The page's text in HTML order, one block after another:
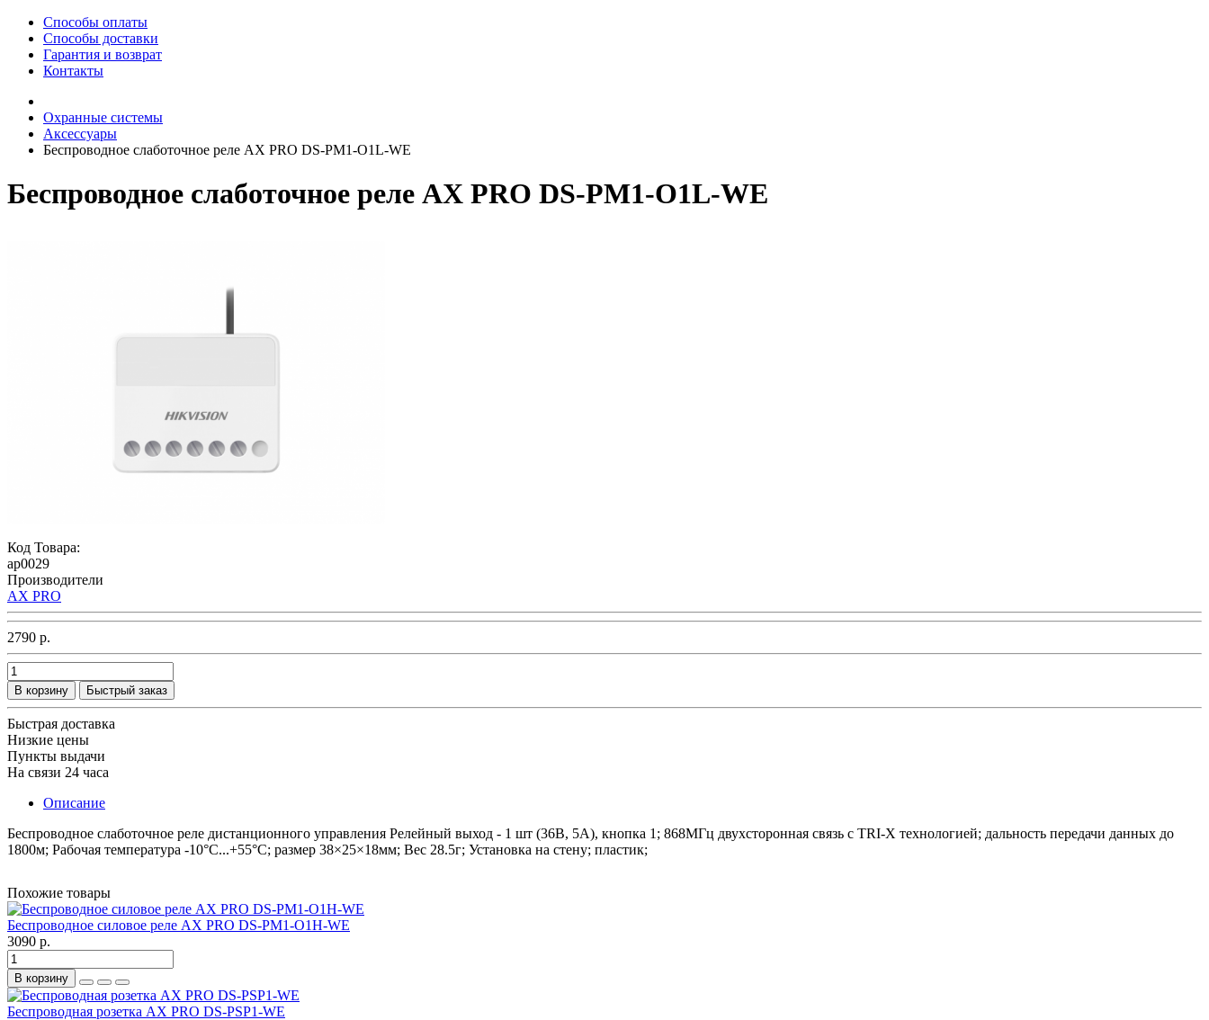
Способы оплаты
Способы доставки
Гарантия и возврат
Контакты
Охранные системы
Аксессуары
Беспроводное слаботочное реле AX PRO DS-PM1-O1L-WE
Беспроводное слаботочное реле AX PRO DS-PM1-O1L-WE
Код Товара:
ap0029
Производители
AX PRO
2790 р.
В корзину Быстрый заказ
Быстрая доставка
Низкие цены
Пункты выдачи
На связи 24 часа
Описание
Беспроводное слаботочное реле дистанционного управления Релейный выход - 1 шт (36В, 5А), кнопка 1; 868МГц двухсторонная связь с TRI-X технологией; дальность передачи данных до
1800м; Рабочая температура -10°C...+55°C; размер 38×25×18мм; Вес 28.5г; Установка на стену; пластик;
Похожие товары
Беспроводное силовое реле AX PRO DS-PM1-O1H-WE
3090 р.
В корзину
Беспроводная розетка AX PRO DS-PSP1-WE